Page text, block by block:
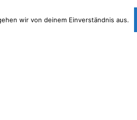
Kostenlos
wir von deinem Einverständnis aus.